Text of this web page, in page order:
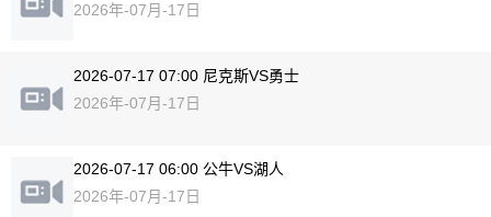
2026年-07月-17日
2026-07-17 07:00 尼克斯VS勇士
2026年-07月-17日
2026-07-17 06:00 公牛VS湖人
2026年-07月-17日